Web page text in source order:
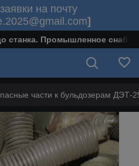
на почту
]
станка. Промышленное
части к бульдозерам